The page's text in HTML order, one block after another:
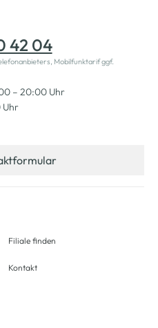
42 04
Mobilfunktarif ggf.
– 20:00 Uhr
Uhr
Filiale finden
Kontakt